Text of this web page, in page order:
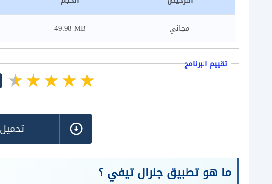
مجاني 49.98 MB
تقييم البرنامج
تحميل
ما هو تطبيق جنرال تيفي ؟